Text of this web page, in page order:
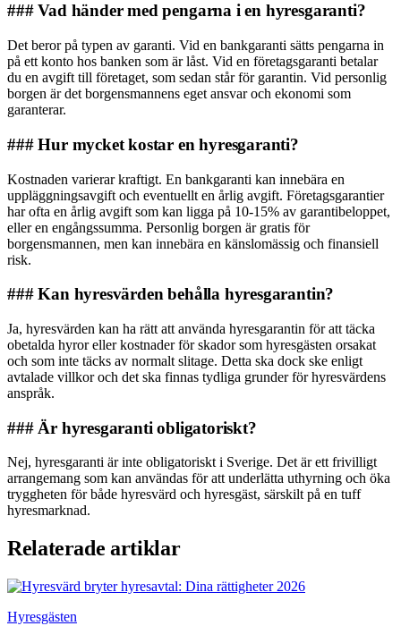
### Vad händer med pengarna i en hyresgaranti?
Det beror på typen av garanti. Vid en bankgaranti sätts pengarna in
på ett konto hos banken som är låst. Vid en företagsgaranti betalar
du en avgift till företaget, som sedan står för garantin. Vid personlig
borgen är det borgensmannens eget ansvar och ekonomi som
garanterar.
### Hur mycket kostar en hyresgaranti?
Kostnaden varierar kraftigt. En bankgaranti kan innebära en
uppläggningsavgift och eventuellt en årlig avgift. Företagsgarantier
har ofta en årlig avgift som kan ligga på 10-15% av garantibeloppet,
eller en engångssumma. Personlig borgen är gratis för
borgensmannen, men kan innebära en känslomässig och finansiell
risk.
### Kan hyresvärden behålla hyresgarantin?
Ja, hyresvärden kan ha rätt att använda hyresgarantin för att täcka
obetalda hyror eller kostnader för skador som hyresgästen orsakat
och som inte täcks av normalt slitage. Detta ska dock ske enligt
avtalade villkor och det ska finnas tydliga grunder för hyresvärdens
anspråk.
### Är hyresgaranti obligatoriskt?
Nej, hyresgaranti är inte obligatoriskt i Sverige. Det är ett frivilligt
arrangemang som kan användas för att underlätta uthyrning och öka
tryggheten för både hyresvärd och hyresgäst, särskilt på en tuff
hyresmarknad.
Relaterade artiklar
Hyresgästen